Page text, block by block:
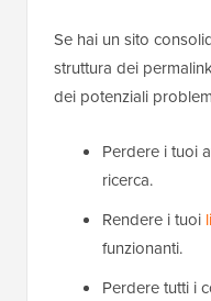
Se hai un sito
struttura dei
dei potenziali
Perdere i tuoi
ricerca.
Rendere i tuoi
funzionanti.
Perdere tutti i